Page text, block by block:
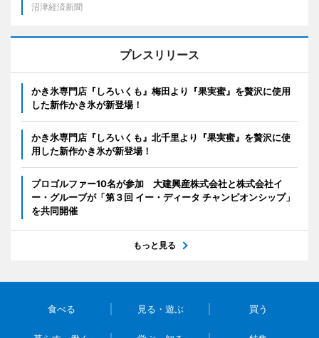
沼津経済新聞
プレスリリース
かき氷専門店『しろいくも』梅田より『果実蜜』を贅沢に使用
した新作かき氷が新登場！
かき氷専門店『しろいくも』北千里より『果実蜜』を贅沢に使
用した新作かき氷が新登場！
プロゴルファー10名が参加 大建興産株式会社と株式会社イ
ー・グルーブが「第３回 イー・ディータ チャンピオンシップ」
を共同開催
もっと見る
食べる 見る・遊ぶ 買う